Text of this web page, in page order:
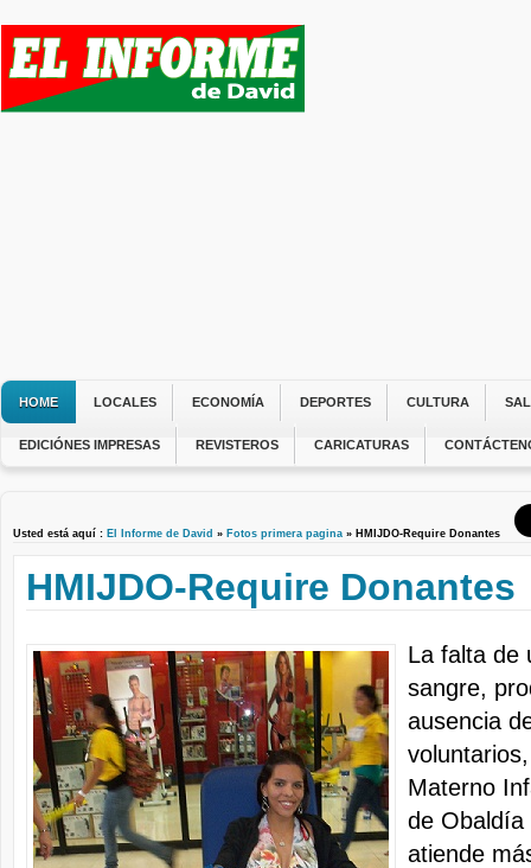
HOME LOCALES ECONOMÍA DEPORTES CULTURA
EDICIÓNES IMPRESAS REVISTEROS CARICATURAS
Usted está aquí : El Informe de David » Fotos primera pagina » HMIJDO-Require Donantes
HMIJDO-Require Donantes
La falta de
sangre,
ausencia
Materno
de Obaldía
atiende